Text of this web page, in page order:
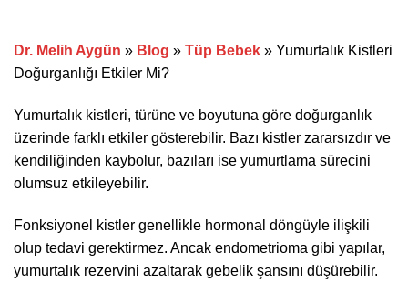
Dr. Melih Aygün » Blog » Tüp Bebek » Yumurtalık Kistleri
Doğurganlığı Etkiler Mi?
Yumurtalık kistleri, türüne ve boyutuna göre doğurganlık
üzerinde farklı etkiler gösterebilir. Bazı kistler zararsızdır ve
kendiliğinden kaybolur, bazıları ise yumurtlama sürecini
olumsuz etkileyebilir.
Fonksiyonel kistler genellikle hormonal döngüyle ilişkili
olup tedavi gerektirmez. Ancak endometrioma gibi yapılar,
yumurtalık rezervini azaltarak gebelik şansını düşürebilir.